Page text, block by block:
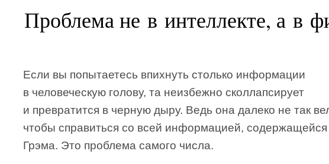
Проблема не в интеллекте, а в
Если вы попытаетесь впихнуть столько информации
в человеческую голову, та неизбежно сколлапсирует
и превратится в черную дыру. Ведь она далеко не так
чтобы справиться со всей информацией, содержащейся
Грэма. Это проблема самого числа.